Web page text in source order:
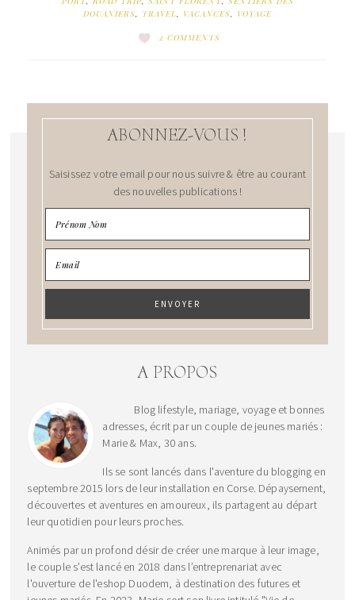
DOUANIERS, TRAVEL, VACANCES, VOYAGE
2 COMMENTS
ABONNEZ-VOUS !
Saisissez votre email pour nous suivre & être au courant
des nouvelles publications !
A PROPOS
Blog lifestyle, mariage, voyage et bonnes
adresses, écrit par un couple de jeunes mariés :
Marie & Max, 30 ans.
Ils se sont lancés dans l'aventure du blogging en
septembre 2015 lors de leur installation en Corse. Dépaysement,
découvertes et aventures en amoureux, ils partagent au départ
leur quotidien pour leurs proches.
Animés par un profond désir de créer une marque à leur image,
le couple s’est lancé en 2018 dans l’entreprenariat avec
l'ouverture de l'eshop Duodem, à destination des futures et